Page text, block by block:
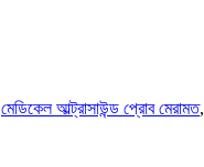
মেডিকেল আল্ট্রাসাউন্ড প্রোব মেরামত,